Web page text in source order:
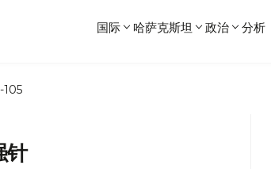
国际 哈萨克斯坦 政治 分析
针